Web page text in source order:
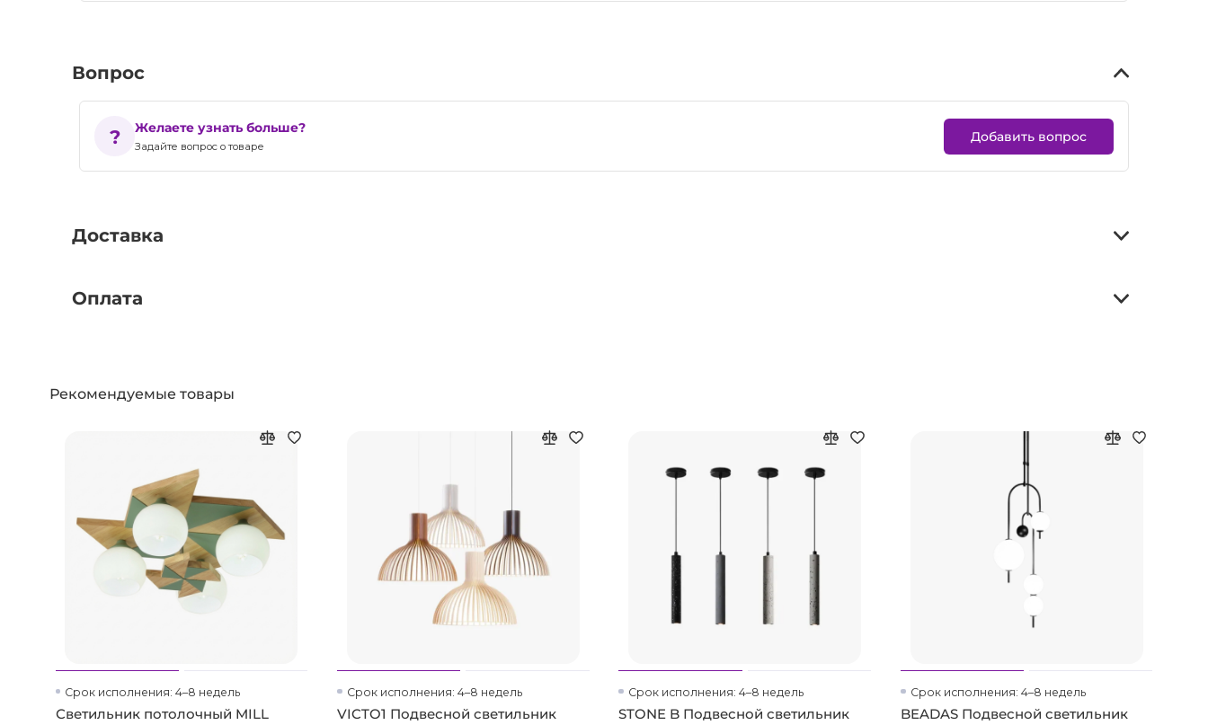
Вопрос
Желаете узнать больше?
Задайте вопрос о товаре
Добавить вопрос
Доставка
Оплата
Рекомендуемые товары
Срок исполнения: 4–8 недель
Светильник потолочный MILL
Срок исполнения: 4–8 недель
VICTO1 Подвесной светильник
Срок исполнения: 4–8 недель
STONE B Подвесной светильник
Срок исполнения: 4–8 недель
BEADAS Подвесной светильник